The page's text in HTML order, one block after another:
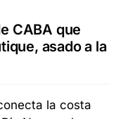
CABA que
asado a la